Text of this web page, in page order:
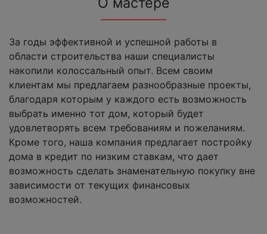
За годы эффективной и успешной работы в
области строительства наши специалисты
накопили колоссальный опыт. Всем своим
клиентам мы предлагаем разнообразные проекты,
благодаря которым у каждого есть возможность
выбрать именно тот дом, который будет
удовлетворять всем требованиям и пожеланиям.
Кроме того, наша компания предлагает постройку
дома в кредит по низким ставкам, что дает
возможность сделать знаменательную покупку вне
зависимости от текущих финансовых
возможностей.